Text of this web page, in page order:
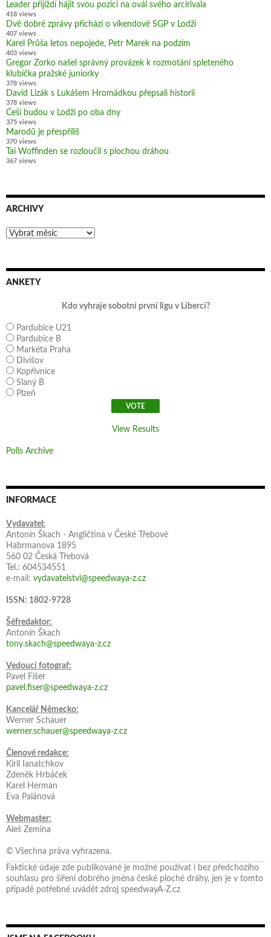
Leader přijíždí hájit svou pozici na ovál svého arcirivala
418 views
Dvě dobré zprávy přichází o víkendové SGP v Lodži
407 views
Karel Průša letos nepojede, Petr Marek na podzim
403 views
Gregor Zorko našel správný provázek k rozmotání spleteného
klubíčka pražské juniorky
378 views
David Lizák s Lukášem Hromádkou přepsali historii
378 views
Češi budou v Lodži po oba dny
375 views
Marodů je přespříliš
370 views
Tai Woffinden se rozloučil s plochou dráhou
367 views
ARCHIVY
Archivy
ANKETY
Kdo vyhraje sobotní první ligu v Liberci?
Pardubice U21
Pardubice B
Markéta Praha
Divišov
Kopřivnice
Slaný B
Plzeň
View Results
Polls Archive
INFORMACE
Vydavatel:
Antonín Škach - Angličtina v České Třebové
Habrmanova 1895
560 02 Česká Třebová
Tel.: 604534551
e-mail: vydavatelstvi@speedwaya-z.cz
ISSN: 1802-9728
Šéfredaktor:
Antonín Škach
tony.skach@speedwaya-z.cz
Vedoucí fotograf:
Pavel Fišer
pavel.fiser@speedwaya-z.cz
Kancelář Německo:
Werner Schauer
werner.schauer@speedwaya-z.cz
Členové redakce:
Kiril Ianatchkov
Zdeněk Hrbáček
Karel Herman
Eva Palánová
Webmaster:
Aleš Zemina
© Všechna práva vyhrazena.
Faktické údaje zde publikované je možné používat i bez předchozího
souhlasu pro šíření dobrého jména české ploché dráhy, jen je v tomto
případě potřebné uvádět zdroj speedwayA-Z.cz